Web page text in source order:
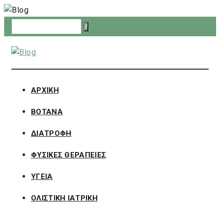
Skip
to
content
ΑΡΧΙΚΗ
ΒΟΤΑΝΑ
ΔΙΑΤΡΟΦΗ
ΦΥΣΙΚΕΣ ΘΕΡΑΠΕΙΕΣ
ΥΓΕΙΑ
ΟΛΙΣΤΙΚΗ ΙΑΤΡΙΚΗ